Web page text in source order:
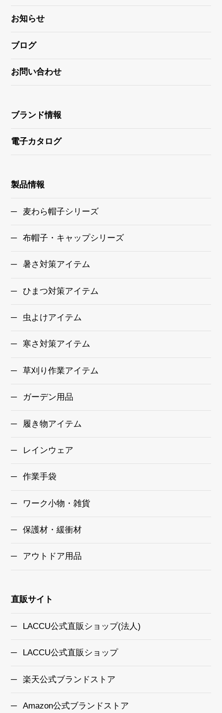
お知らせ
ブログ
お問い合わせ
ブランド情報
電子カタログ
製品情報
麦わら帽子シリーズ
布帽子・キャップシリーズ
暑さ対策アイテム
ひまつ対策アイテム
虫よけアイテム
寒さ対策アイテム
草刈り作業アイテム
ガーデン用品
履き物アイテム
レインウェア
作業手袋
ワーク小物・雑貨
保護材・緩衝材
アウトドア用品
直販サイト
LACCU公式直販ショップ(法人)
LACCU公式直販ショップ
楽天公式ブランドストア
Amazon公式ブランドストア